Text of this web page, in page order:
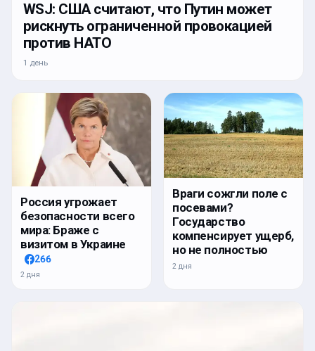
WSJ: США считают, что Путин может
рискнуть ограниченной провокацией
против НАТО
1 день
Россия угрожает
безопасности всего
мира: Браже с
визитом в Украине
266
2 дня
Враги сожгли поле с
посевами?
Государство
компенсирует ущерб,
но не полностью
2 дня